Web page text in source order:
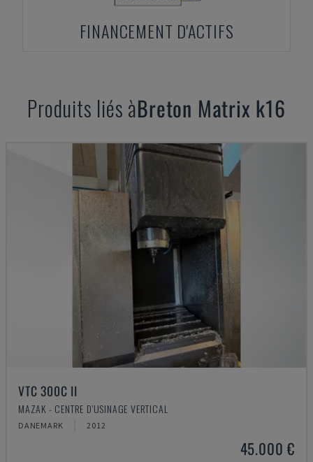
FINANCEMENT D'ACTIFS
Produits liés àBreton Matrix k16
VTC 300C II
MAZAK - CENTRE D'USINAGE VERTICAL
DANEMARK 2012
45.000 €